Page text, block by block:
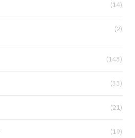
(14)
(2)
(143)
(33)
(21)
(19)